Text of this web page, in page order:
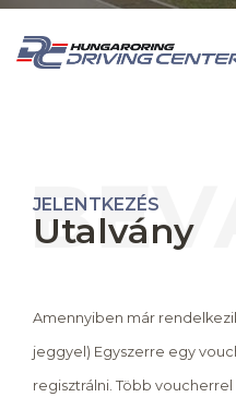
JELENTKEZÉS
Utalvány
Amennyiben már
jeggyel) Egyszerre egy
regisztrálni. Több